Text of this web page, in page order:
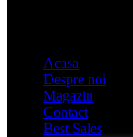
Acasa
Despre noi
Magazin
Contact
Best Sales